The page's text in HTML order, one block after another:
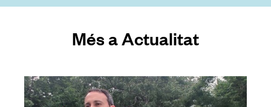
Més a Actualitat